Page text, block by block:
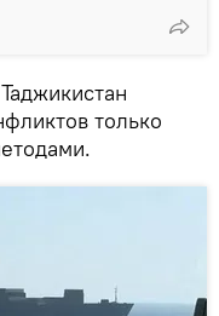
только